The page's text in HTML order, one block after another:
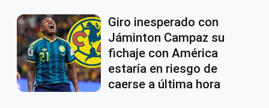
Giro inesperado con
Jáminton Campaz su
fichaje con América
estaría en riesgo de
caerse a última hora